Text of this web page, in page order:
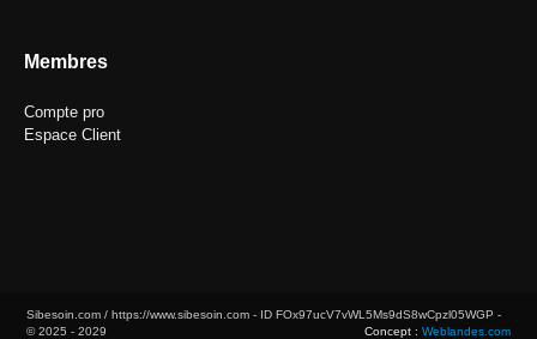
Membres
Compte pro
Espace Client
Sibesoin.com / https://www.sibesoin.com - IDFOx97ucV7vWL5Ms9dS8wCpzl05WGP -
© 2025 - 2029
Concept : Weblandes.com